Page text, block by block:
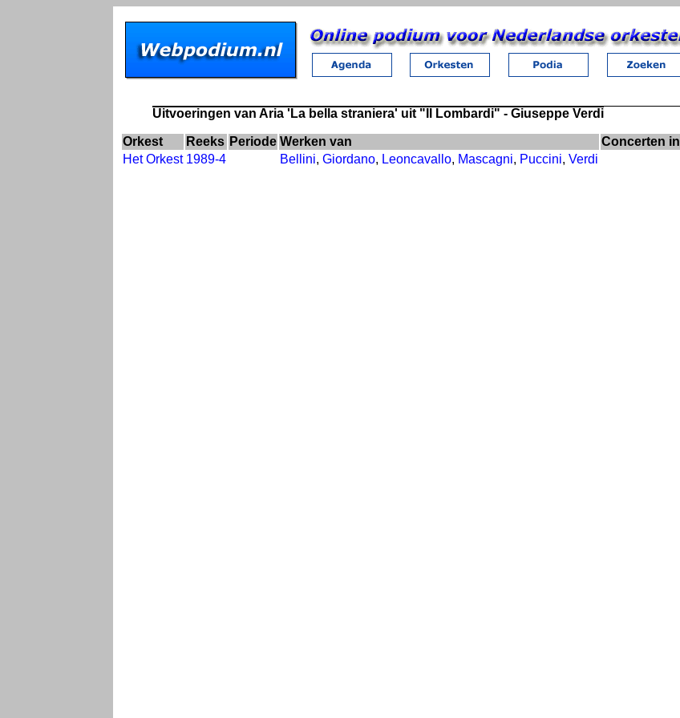
Uitvoeringen van Aria 'La bella straniera' uit "Il Lombardi" - Giuseppe Verdi
Orkest Reeks Periode Werken van
Concerten in
Het Orkest 1989-4 Bellini, Giordano, Leoncavallo, Mascagni, Puccini, Verdi